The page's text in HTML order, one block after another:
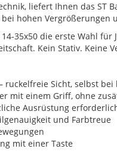
liefert Ihnen das ST
hohen
die erste Wahl
Kein Stativ. Keine
ruckelfreie Sicht, selbst bei
mit einem Griff, ohne
Ausrüstung
und Farbtreue
mit einer Taste